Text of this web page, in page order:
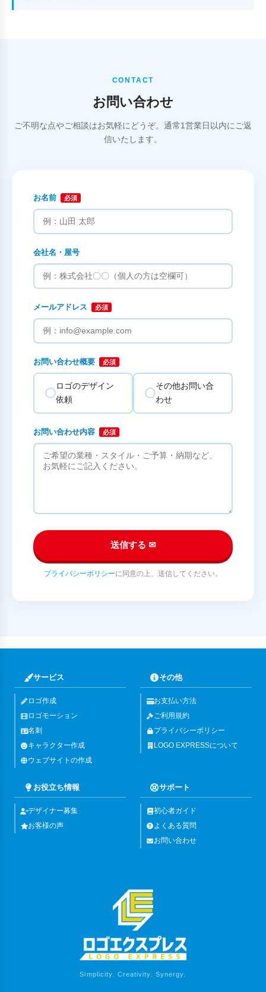
CONTACT
お問い合わせ
ご不明な点やご相談はお気軽にどうぞ。通常1営業日以内にご返
信いたします。
お名前 必須
会社名・屋号
メールアドレス 必須
お問い合わせ概要 必須
ロゴのデザイン
依頼
その他お問い合
わせ
お問い合わせ内容 必須
送信する ✉
プライバシーポリシーに同意の上、送信してください。
サービス
ロゴ作成
ロゴモーション
名刺
キャラクター作成
ウェブサイトの作成
その他
お支払い方法
ご利用規約
プライバシーポリシー
LOGO EXPRESSについて
お役立ち情報
デザイナー募集
お客様の声
サポート
初心者ガイド
よくある質問
お問い合わせ
Simplicity. Creativity. Synergy.